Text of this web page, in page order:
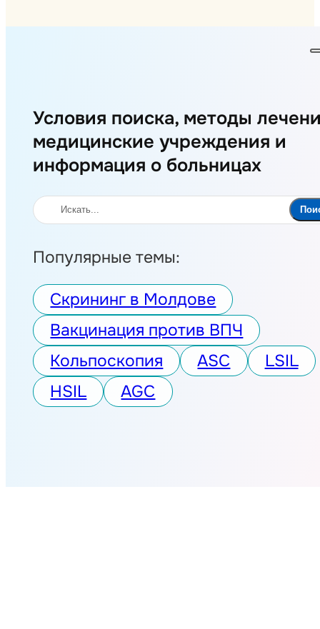
Условия поиска, методы
медицинские учреждения и
информация о больницах
Поиск
Популярные темы:
Скрининг в Молдове
Вакцинация против ВПЧ
Кольпоскопия
ASC
LSIL
HSIL
AGC